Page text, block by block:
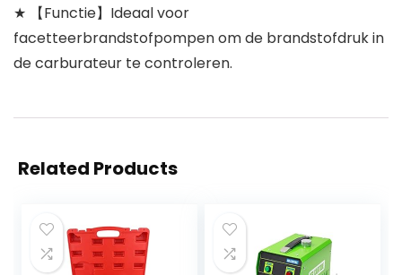
★ 【Functie】Ideaal voor
facetteerbrandstofpompen om de brandstofdruk in
de carburateur te controleren.
Related Products